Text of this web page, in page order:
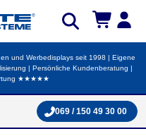
und Werbedisplays seit 1998 | Eigene
| Persönliche Kundenberatung |
★★★★★
069 / 150 49 30 00